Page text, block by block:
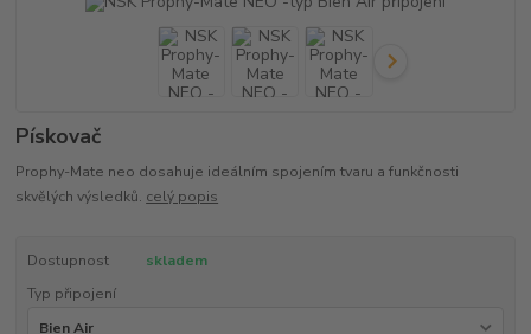
Pískovač
Prophy-Mate neo dosahuje ideálním spojením tvaru a funkčnosti
skvělých výsledků. celý popis
Dostupnost
skladem
Typ připojení